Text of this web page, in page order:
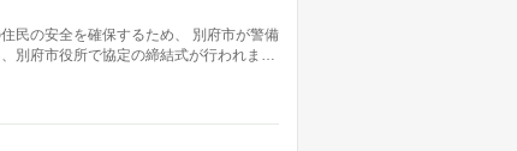
民の安全を確保するため、 別府市が警備
別府市役所で協定の締結式が行われま…